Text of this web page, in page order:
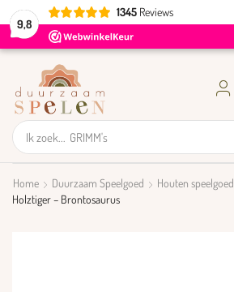
9,8
1345 Reviews
Ik zoek... GRIMM's
Home Duurzaam Speelgoed
Houten speelgoed
Holztiger – Brontosaurus